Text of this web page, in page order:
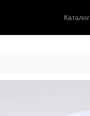
Каталог